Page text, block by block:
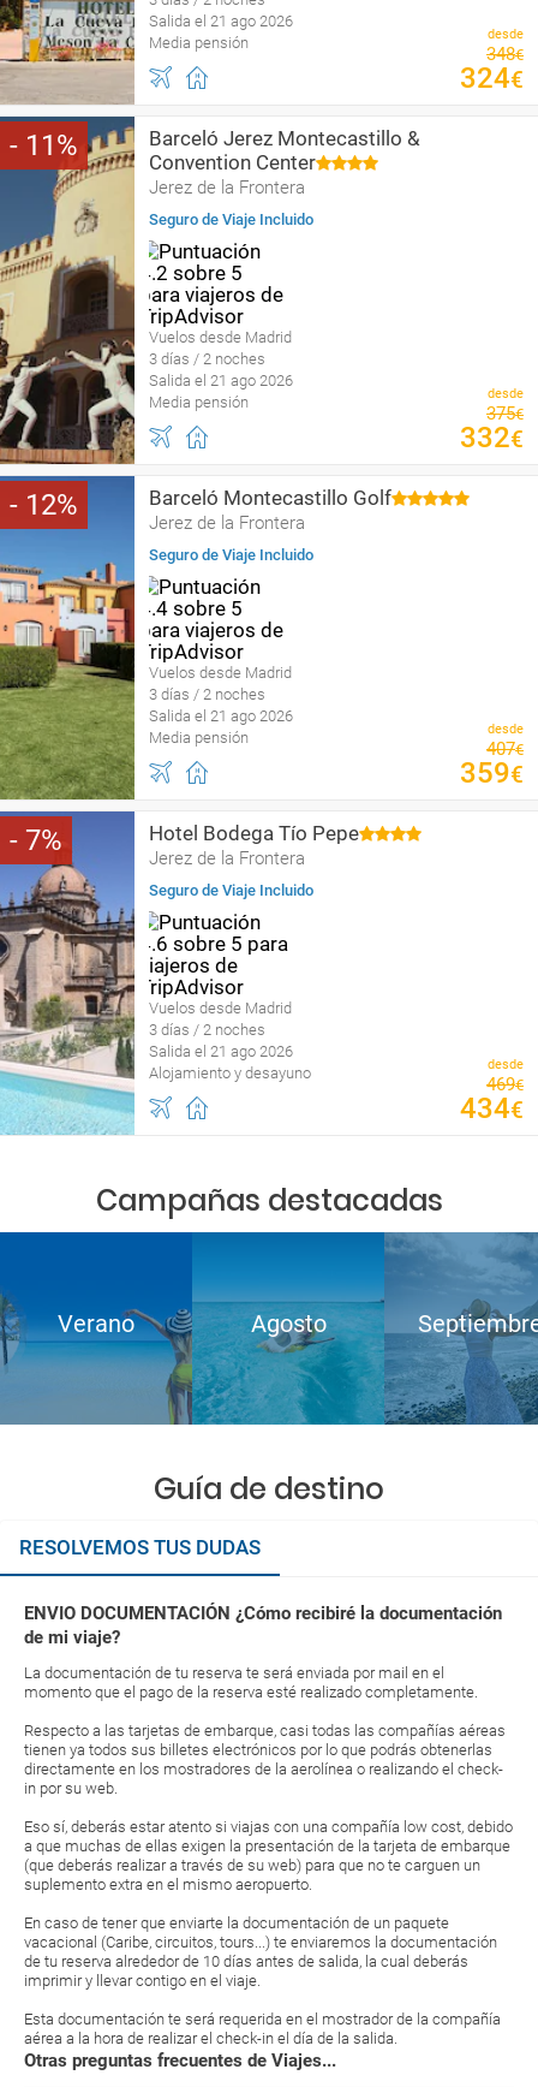
Salida el 21 ago 2026
Media pensión
desde
348€
324€
11
Barceló Jerez Montecastillo &
Convention Center
Jerez de la Frontera
Seguro de Viaje Incluido
Vuelos desde Madrid
3 días / 2 noches
Salida el 21 ago 2026
Media pensión
desde
375€
332€
12 Barceló Montecastillo Golf
Jerez de la Frontera
Seguro de Viaje Incluido
Vuelos desde Madrid
3 días / 2 noches
Salida el 21 ago 2026
Media pensión
desde
407€
359€
7 Hotel Bodega Tío Pepe
Jerez de la Frontera
Seguro de Viaje Incluido
Vuelos desde Madrid
3 días / 2 noches
Salida el 21 ago 2026
Alojamiento y desayuno
desde
469€
434€
Campañas destacadas
Verano Agosto
Guía de destino
RESOLVEMOS TUS DUDAS
ENVIO DOCUMENTACIÓN ¿Cómo recibiré la documentación
de mi viaje?
La documentación de tu reserva te será enviada por mail en el
momento que el pago de la reserva esté realizado completamente.
Respecto a las tarjetas de embarque, casi todas las compañías aéreas
tienen ya todos sus billetes electrónicos por lo que podrás obtenerlas
directamente en los mostradores de la aerolínea o realizando el check-
in por su web.
Eso sí, deberás estar atento si viajas con una compañía low cost, debido
a que muchas de ellas exigen la presentación de la tarjeta de embarque
(que deberás realizar a través de su web) para que no te carguen un
suplemento extra en el mismo aeropuerto.
En caso de tener que enviarte la documentación de un paquete
vacacional (Caribe, circuitos, tours...) te enviaremos la documentación
de tu reserva alrededor de 10 días antes de salida, la cual deberás
imprimir y llevar contigo en el viaje.
Esta documentación te será requerida en el mostrador de la compañía
aérea a la hora de realizar el check-in el día de la salida.
Otras preguntas frecuentes de Viajes...